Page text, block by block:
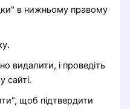
в нижньому правому
видалити, і проведіть
сайті.
щоб підтвердити